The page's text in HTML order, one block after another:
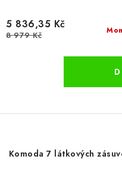
5 836,35 Kč
8 979 Kč
Komoda 7 látkových